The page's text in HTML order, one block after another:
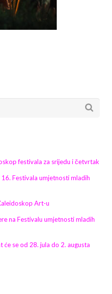
festivala za srijedu i četvrtak
Festivala umjetnosti mladih
Art-u
na Festivalu umjetnosti mladih
se od 28. jula do 2. augusta